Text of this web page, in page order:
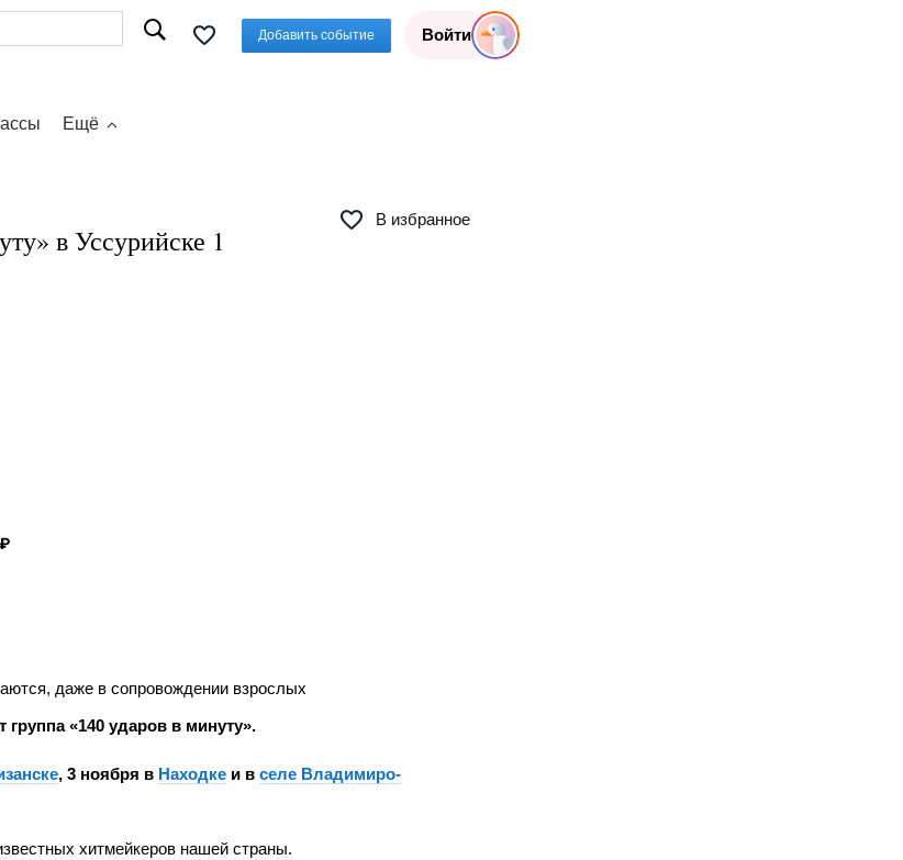
Добавить событие Войти
Ещё
В избранное
в Уссурийске 1
даже в сопровождении взрослых
«140 ударов в минуту».
, 3 ноября в Находке и в селе Владимиро-
хитмейкеров нашей страны.